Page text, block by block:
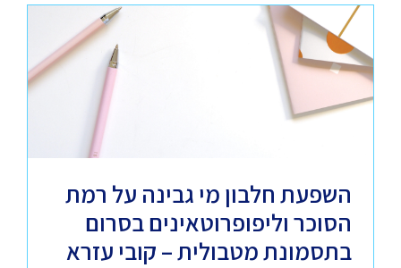
השפעת חלבון מי גבינה על רמת
הסוכר וליפופרוטאינים בסרום
בתסמונת מטבולית – קובי עזרא